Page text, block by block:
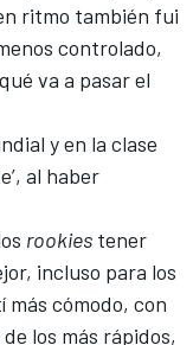
ritmo también fui
controlado,
va a pasar el
y en la clase
al haber
rookies tener
incluso para los
más cómodo, con
los más rápidos,